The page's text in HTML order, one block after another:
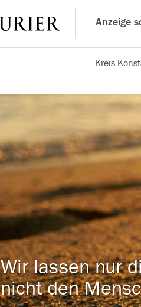
Anzeige
Kreis
Wir lassen nur
nicht den